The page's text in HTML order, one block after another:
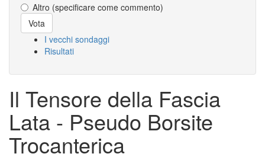
Altro (specificare come commento)
Scelte
Vota
I vecchi sondaggi
Risultati
Il Tensore della Fascia
Lata - Pseudo Borsite
Trocanterica